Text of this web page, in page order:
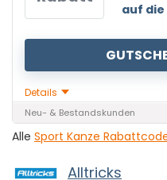
auf die
Details
Neu- & Bestandskunden
Alle Sport Kanze
Alltricks